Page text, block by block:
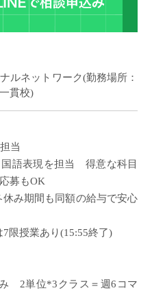
ルネットワーク(勤務場所：
貫校)
当
国語表現を担当 得意な科目
募もOK
休み期間も同額の給与で安心
7限授業あり(15:55終了)
2単位*3クラス＝週6コマ